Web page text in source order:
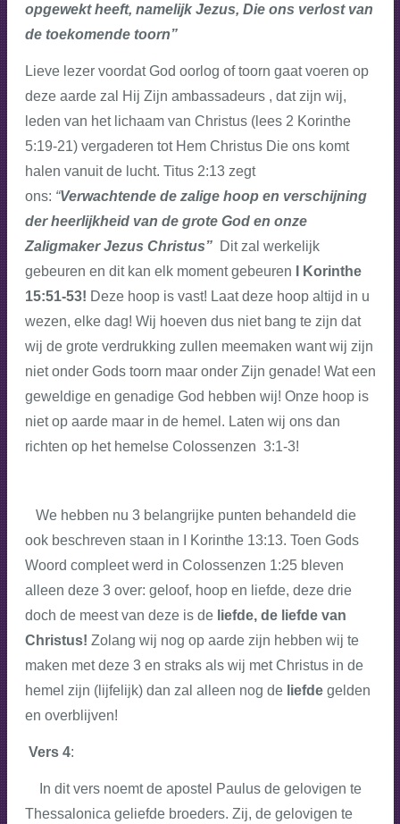
opgewekt heeft, namelijk Jezus, Die ons verlost van
de toekomende toorn”
Lieve lezer voordat God oorlog of toorn gaat voeren op
deze aarde zal Hij Zijn ambassadeurs , dat zijn wij,
leden van het lichaam van Christus (lees 2 Korinthe
5:19-21) vergaderen tot Hem Christus Die ons komt
halen vanuit de lucht. Titus 2:13 zegt
ons: “Verwachtende de zalige hoop en verschijning
der heerlijkheid van de grote God en onze
Zaligmaker Jezus Christus” Dit zal werkelijk
gebeuren en dit kan elk moment gebeuren
I Korinthe
15:51-53! Deze hoop is vast! Laat deze hoop altijd in u
wezen, elke dag! Wij hoeven dus niet bang te zijn dat
wij de grote verdrukking zullen meemaken want wij zijn
niet onder Gods toorn maar onder Zijn genade! Wat een
geweldige en genadige God hebben wij! Onze hoop is
niet op aarde maar in de hemel. Laten wij ons dan
richten op het hemelse Colossenzen 3:1-3!
We hebben nu 3 belangrijke punten behandeld die
ook beschreven staan in I Korinthe 13:13. Toen Gods
Woord compleet werd in Colossenzen 1:25 bleven
alleen deze 3 over: geloof, hoop en liefde, deze drie
doch de meest van deze is de liefde, de liefde van
Christus! Zolang wij nog op aarde zijn hebben wij te
maken met deze 3 en straks als wij met Christus in de
hemel zijn (lijfelijk) dan zal alleen nog de liefde gelden
en overblijven!
Vers 4:
In dit vers noemt de apostel Paulus de gelovigen te
Thessalonica geliefde broeders. Zij, de gelovigen te